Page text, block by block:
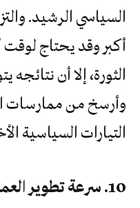
السياسي الرشيد.
أكبر وقد يحتاج
الثورة، إلا أن نتائجه
وأرسخ من ممارسات
التيارات السياسية
10. سرعة تطوير العمل السياسي